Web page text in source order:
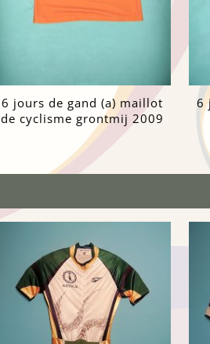
6 jours de gand (a) maillot
de cyclisme grontmij 2009
6